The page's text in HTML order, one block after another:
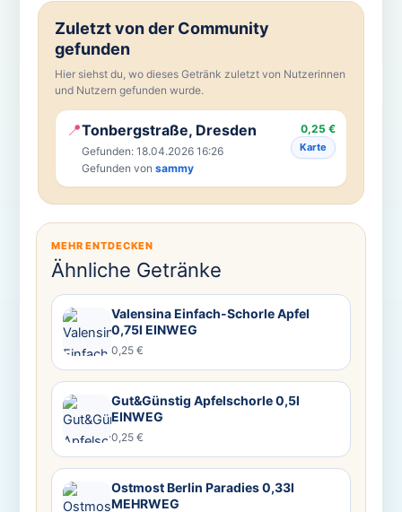
Zuletzt von der Community
gefunden
Hier siehst du, wo dieses Getränk zuletzt von Nutzerinnen
und Nutzern gefunden wurde.
📍Tonbergstraße, Dresden
Gefunden: 18.04.2026 16:26
Gefunden von sammy
0,25 €
Karte
MEHR ENTDECKEN
Ähnliche Getränke
Valensina Einfach-Schorle Apfel
0,75l EINWEG
0,25 €
Gut&Günstig Apfelschorle 0,5l
EINWEG
0,25 €
Ostmost Berlin Paradies 0,33l
MEHRWEG